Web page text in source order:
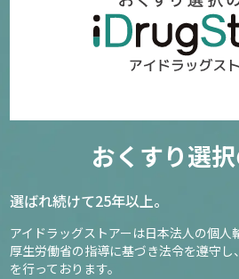
おくすり選
選ばれ続けて25年以上。
アイドラッグストアーは日本法人の個人
厚生労働省の指導に基づき法令を遵守し、
を行っております。